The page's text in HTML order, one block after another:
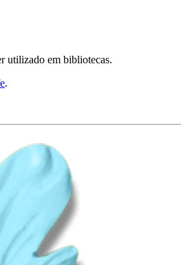
utilizado em bibliotecas.
.